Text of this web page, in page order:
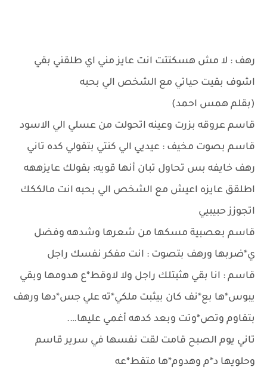
رهف : لا مش هسكتتت انت عايز مني اي طلقني بقي
اشوف بقيت حياتي مع الشخص الي بحبه
(بقلم همس احمد)
قاسم عروقه بزرت وعينه اتحولت من عسلي الي الاسود
قاسم بصوت مخيف : عيديي الي كنتي بتقولي كده تاني
رهف خايفه بس تحاول تبان أنها قويه: بقولك عايزههه
اطلقق عايزه اعيش مع الشخص الي بحبه انت مالككك
اتجوزز حبيبيي
قاسم بعصبية مسكها من شعرها وشدهه وفضل
ي*ضربها ورهف بتصوت : انت مفكر نفسك راجل
قاسم : انا بقي هثبتلك راجل ولا لاوقط*ع هدومها وبقي
يبوس*ها بع*نف كان بيثبت ملكي*ته علي جس*دها ورهف
بتقاوم وتص*وتت وبعد كدهه أغمي عليها….
تاني يوم الصبح قامت لقت نفسها في سرير قاسم
وحلويها د*م وهدوم*ها متقط*عه